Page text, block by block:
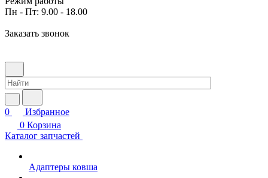
Пн - Пт: 9.00 - 18.00
Заказать звонок
0
Избранное
0 Корзина
Каталог запчастей
Адаптеры ковша